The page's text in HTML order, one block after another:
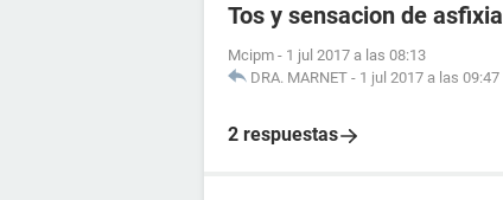
Tos y sensacion de asfixia
Mcipm - 1 jul 2017 a las 08:13
DRA. MARNET - 1 jul 2017 a las 09:47
2 respuestas